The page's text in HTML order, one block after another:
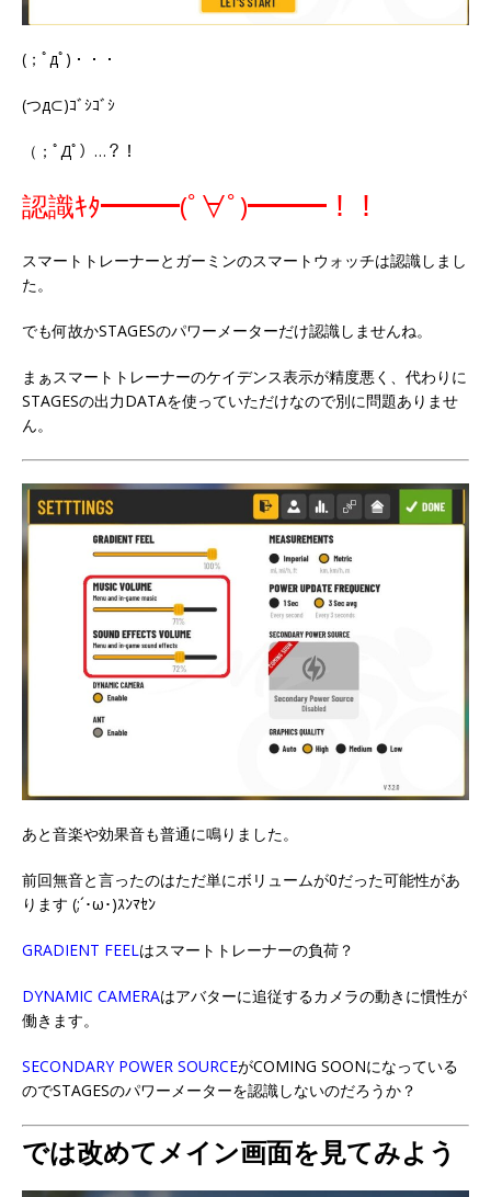
(；ﾟдﾟ)・・・
(つд⊂)ｺﾞｼｺﾞｼ
（；ﾟДﾟ）…？！
認識ｷﾀ━━━(ﾟ∀ﾟ)━━━！！
スマートトレーナーとガーミンのスマートウォッチは認識しまし
た。
でも何故かSTAGESのパワーメーターだけ認識しませんね。
まぁスマートトレーナーのケイデンス表示が精度悪く、代わりに
STAGESの出力DATAを使っていただけなので別に問題ありませ
ん。
あと音楽や効果音も普通に鳴りました。
前回無音と言ったのはただ単にボリュームが0だった可能性があ
ります (;´･ω･)ｽﾝﾏｾﾝ
GRADIENT FEELはスマートトレーナーの負荷？
DYNAMIC CAMERAはアバターに追従するカメラの動きに慣性が
働きます。
SECONDARY POWER SOURCEがCOMING SOONになっている
のでSTAGESのパワーメーターを認識しないのだろうか？
では改めてメイン画面を見てみよう